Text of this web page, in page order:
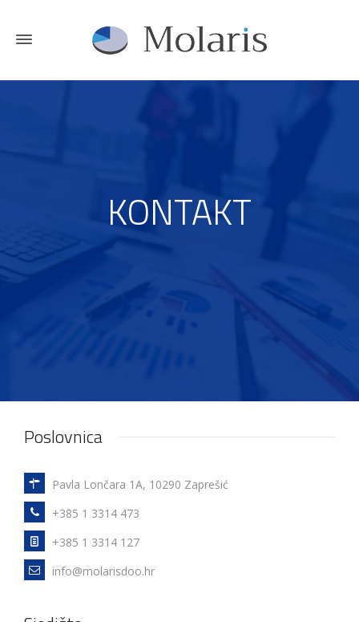
KONTAKT
Poslovnica
Pavla Lončara 1A, 10290 Zaprešić
+385 1 3314 473
+385 1 3314 127
info@molarisdoo.hr